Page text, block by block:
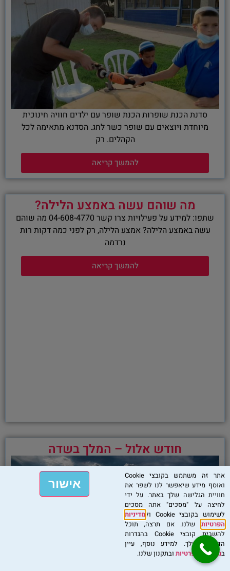
סדנת הכנת שופרות הכנת שופר עם ילדים חוויה חינוכית
מיוחדת ויוצאים עם שופר כשר לחג. הסדנא מתאימה לכל
הקהלים. רק
להמשך קריאה
מה שוהם עשה באמצע הלילה?
שתפו: למידע על פעילויות צרו קשר 04-608-4770 מה שוהם
עשה באמצע הלילה? אמצע הלילה, רק לפני כמה דקות רות
נרדמה
להמשך קריאה
חודש אלול – המלך בשדה
אתר זה משתמש בקובצי Cookie
ואוסף מידע שיאפשר לנו לשפר את
חוויית הגלישה שלך באתר. על ידי
לחיצה על "מסכים" אתה מסכים
לשימוש בקובצי Cookie ול
מדיניות
הפרטיות שלנו. אם תרצה, תוכל
להשבית קובצי Cookie בהגדרות
הדפדפן שלך. למידע נוסף, עיין
במדיניות הפרטיות ובתקנון שלנו.
אישור